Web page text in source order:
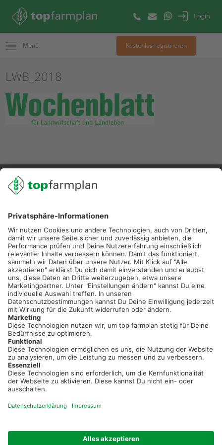
Login
Menü Kostenlos registrieren
LWB_2018
02501 801 44 84
service@topfarmplan.de
Sei immer auf dem Laufenden!
Neue Features, spannende Tipps und hilfreiche Anleitungen!
Registriere dich kostenlos!
einfach und bequem!
Kostenlos registrieren & sofort starten